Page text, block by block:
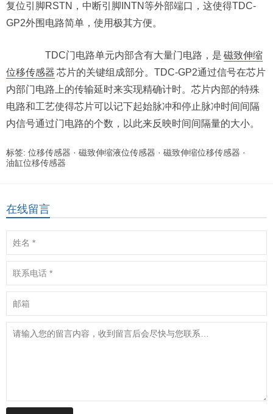
复位引脚RSTN，中断引脚INTN等外部端口，这使得TDC-
GP2外围电路简单，使用极其方便。
TDC门电路单元内部含有大量门电路，是 磁致伸缩
位移传感器 芯片的关键组成部分。TDC-GP2通过信号在芯片
内部门电路上的传输延时来实现精确计时。芯片内部的特殊
电路和工艺使得芯片可以记下起始脉冲和停止脉冲时间间隔
内信号通过门电路的个数，以此来反映时间间隔量的大小。
标签: 位移传感器 · 磁致伸缩液位传感器 · 磁致伸缩位移传感器 ·
油缸位移传感器
在线留言